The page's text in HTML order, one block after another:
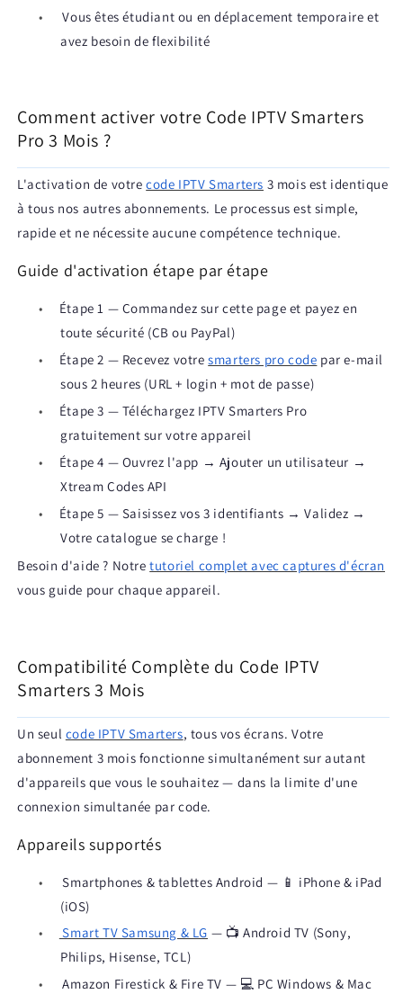
•
Vous êtes étudiant ou en déplacement temporaire et
avez besoin de flexibilité
Comment activer votre Code IPTV Smarters
Pro 3 Mois ?
L'activation de votrecode IPTV Smarters 3 mois est identique
à tous nos autres abonnements. Le processus est simple,
rapide et ne nécessite aucune compétence technique.
Guide d'activation étape par étape
•
Étape 1 — Commandez sur cette page et payez en
toute sécurité (CB ou PayPal)
•
Étape 2 — Recevez votresmarters pro code par e-mail
sous 2 heures (URL + login + mot de passe)
•
Étape 3 — Téléchargez IPTV Smarters Pro
gratuitement sur votre appareil
•
Étape 4 — Ouvrez l'app → Ajouter un utilisateur →
Xtream Codes API
•
Étape 5 — Saisissez vos 3 identifiants → Validez →
Votre catalogue se charge !
Besoin d'aide ? Notretutoriel complet avec captures d'écran
vous guide pour chaque appareil.
Compatibilité Complète du Code IPTV
Smarters 3 Mois
Un seul code IPTV Smarters, tous vos écrans. Votre
abonnement 3 mois fonctionne simultanément sur autant
d'appareils que vous le souhaitez — dans la limite d'une
connexion simultanée par code.
Appareils supportés
•
Smartphones & tablettes Android — 📱 iPhone & iPad
(iOS)
•
Smart TV Samsung & LG — 📺 Android TV (Sony,
Philips, Hisense, TCL)
•
Amazon Firestick & Fire TV — 💻 PC Windows & Mac